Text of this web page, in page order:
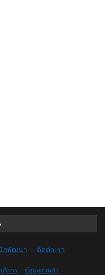
กพัฒนา ติดต่อเรา
ริการ ข้อมูลส่วนตัว